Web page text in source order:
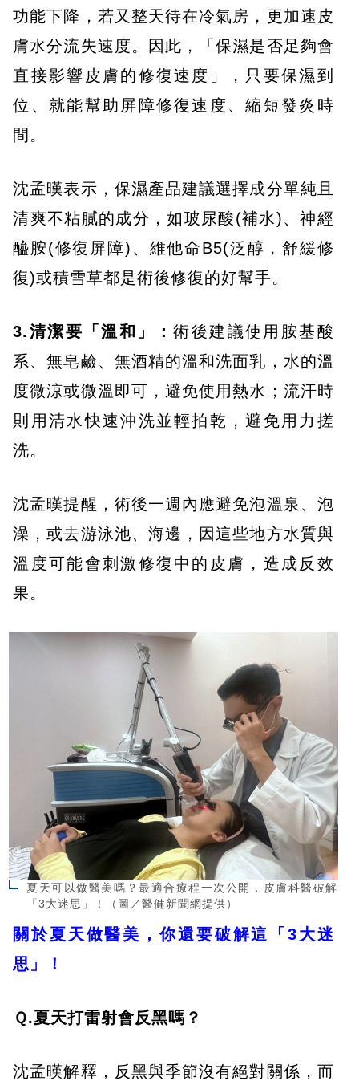
功能下降，若又整天待在冷氣房，更加速皮
膚水分流失速度。因此，「保濕是否足夠會
直接影響皮膚的修復速度」，只要保濕到
位、就能幫助屏障修復速度、縮短發炎時
間。
沈孟暵表示，保濕產品建議選擇成分單純且
清爽不粘膩的成分，如玻尿酸(補水)、神經
醯胺(修復屏障)、維他命B5(泛醇，舒緩修
復)或積雪草都是術後修復的好幫手。
3.清潔要「溫和」：術後建議使用胺基酸
系、無皂鹼、無酒精的溫和洗面乳，水的溫
度微涼或微溫即可，避免使用熱水；流汗時
則用清水快速沖洗並輕拍乾，避免用力搓
洗。
沈孟暵提醒，術後一週內應避免泡溫泉、泡
澡，或去游泳池、海邊，因這些地方水質與
溫度可能會刺激修復中的皮膚，造成反效
果。
夏天可以做醫美嗎？最適合療程一次公開，皮膚科醫破解
「3大迷思」！（圖／醫健新聞網提供）
關於夏天做醫美，你還要破解這「3大迷
思」！
Ｑ.夏天打雷射會反黑嗎？
沈孟暵解釋，反黑與季節沒有絕對關係，而